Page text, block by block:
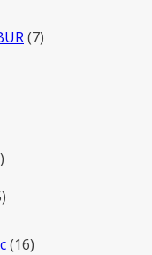
77
8
5
1616